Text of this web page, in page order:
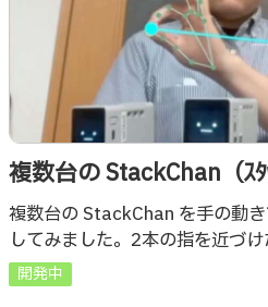
複数台の StackChan（ｽ
で操る Webアプリ
複数台の StackChan を手の動
してみました。2本の指を近づ
グジョイスティック的なものが
します。
開発中